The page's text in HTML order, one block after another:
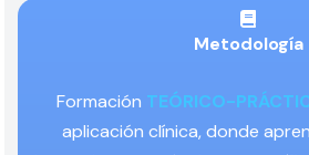
Metodología
Formación TEÓRICO-
aplicación clínica, donde